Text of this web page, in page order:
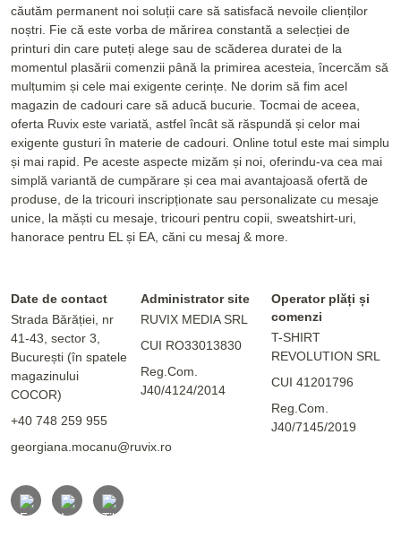
căutăm permanent noi soluții care să satisfacă nevoile clienților
noștri. Fie că este vorba de mărirea constantă a selecției de
printuri din care puteți alege sau de scăderea duratei de la
momentul plasării comenzii până la primirea acesteia, încercăm să
mulțumim și cele mai exigente cerințe. Ne dorim să fim acel
magazin de cadouri care să aducă bucurie. Tocmai de aceea,
oferta Ruvix este variată, astfel încât să răspundă și celor mai
exigente gusturi în materie de cadouri. Online totul este mai simplu
și mai rapid. Pe aceste aspecte mizăm și noi, oferindu-va cea mai
simplă variantă de cumpărare și cea mai avantajoasă ofertă de
produse, de la tricouri inscripționate sau personalizate cu mesaje
unice, la măști cu mesaje, tricouri pentru copii, sweatshirt-uri,
hanorace pentru EL și EA, căni cu mesaj & more.
Date de contact
Strada Bărăției, nr
41-43, sector 3,
București (în spatele
magazinului
COCOR)
+40 748 259 955
georgiana.mocanu@ruvix.ro
Administrator site
RUVIX MEDIA SRL
CUI RO33013830
Reg.Com.
J40/4124/2014
Operator plăți și
comenzi
T-SHIRT
REVOLUTION SRL
CUI 41201796
Reg.Com.
J40/7145/2019